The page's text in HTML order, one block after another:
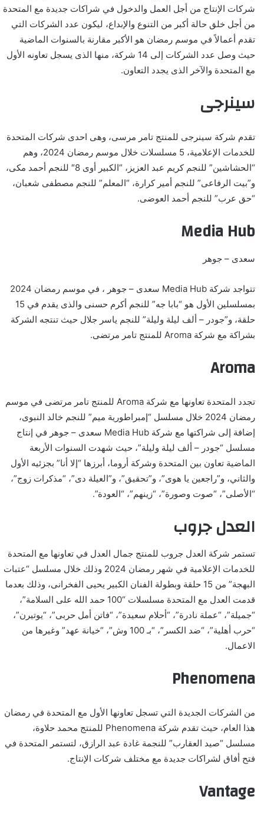
شركات الإنتاج من أجل العمل والدخول في شراكات جديدة مع المتحدة
من أجل خلق حالة أكبر من التنوع والإبداع، ليكون عدد الشركات التي
تقدم أعمالاً في موسم رمضان هو الأكبر مقارنة بالسنوات الماضية
حيث وصل عدد الشركات إلى 14 شركة، منها الذى يسجل تعاونه الأول
مع المتحدة والآخر الذى يجدد التعاون.
سينرجى
تقدم شركة سينرجى للمنتج تامر مرسى، وهى احدى شركات المتحدة
للخدمات الإعلامية، 5 مسلسلات خلال موسم رمضان 2024، وهم
“الحشاشين” للنجم كريم عبد العزيز، “الكبير أوى 8″ للنجم أحمد مكى،
و”بيت الرفاعى” للنجم أمير كرارة، “المعلم” للنجم مصطفى شعبان،
“حق عرب” للنجم أحمد العوضى.
Media Hub
سعدى – جوهر
تتواجد شركة Media Hub
سعدى – جوهر ، في موسم رمضان 2024
بمسلسلين الأول هو “بابا جه” للنجم أكرم حسنى والذى يقدم في 15
حلقة، و”جودر – ألف ليلة وليلة” للنجم ياسر جلال حيث تنتجه الشركة
بشراكة مع شركة Aroma للمنتج تامر مرتضى.
Aroma
تجدد المتحدة تعاونها مع شركة Aroma للمنتج تامر مرتضى في موسم
رمضان 2024 خلال مسلسل “إمبراطورية ميم” للنجم خالد النبوى،
إضافة إلى شراكتها مع شركة Media Hub سعدى – جوهر في إنتاج
مسلسل “جودر – ألف ليلة وليلة”، حيث شهدت السنوات الأربعة
الماضية تعاون بين المتحدة وشركة أروما، أبرزها “إلا أنا” بجزئيه الأول
والثاني، و”راجعين يا هوى”، و”تحقيق”، و”العيلة دى”، “مذكرات زوج”،
“الأصلى”، “صوت وصورة”، “زينهم”، “العودة”.
العدل جروب
تستمر شركة العدل جروب للمنتج جمال العدل في تعاونها مع المتحدة
للخدمات الإعلامية في شهر رمضان 2024 وذلك خلال مسلسل “عتبات
البهجة” من 15 حلقة وبطولة الفنان الكبير يحيى الفخرانى، وذلك بعدما
قدمت العدل مع المتحدة مسلسلات “100 حمد الله على السلامة”،
“جميلة”، “عملة نادرة”، “أحلام سعيدة”، “فاتن أمل حربى”، “يوتيرن”،
“حرب أهلية”، “ضد الكسر”، “بـ 100 وش”، “خيانة عهد” وغيرها من
الاعمال.
Phenomena
من الشركات الجديدة التي تسجل تعاونها الأول مع المتحدة في رمضان
هذا العام، حيث تقدم شركة Phenomena للمنتج محمد حلاوة،
مسلسل “صيد العقارب” للنجمة غادة عبد الرازق، لتستمر المتحدة في
فتح أفاق لشراكات جديدة مع مختلف شركات الإنتاج.
Vantage